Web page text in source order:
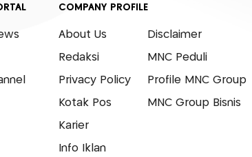
COMPANY PROFILE
About Us
Redaksi
Privacy Policy
Kotak Pos
Karier
Info Iklan
Disclaimer
MNC Peduli
Profile MNC Group
MNC Group Bisnis